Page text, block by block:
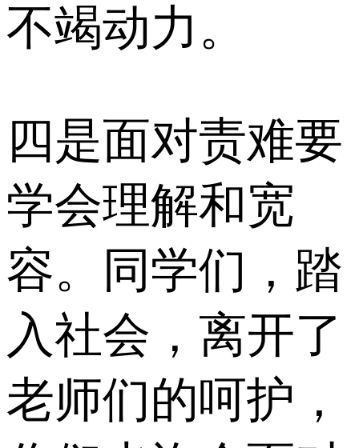
不竭动力。
四是面对责难要
学会理解和宽
容。同学们，踏
入社会，离开了
老师们的呵护，